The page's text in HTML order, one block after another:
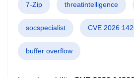
7-Zip threatintelligence
socspecialist CVE 2026
buffer overflow